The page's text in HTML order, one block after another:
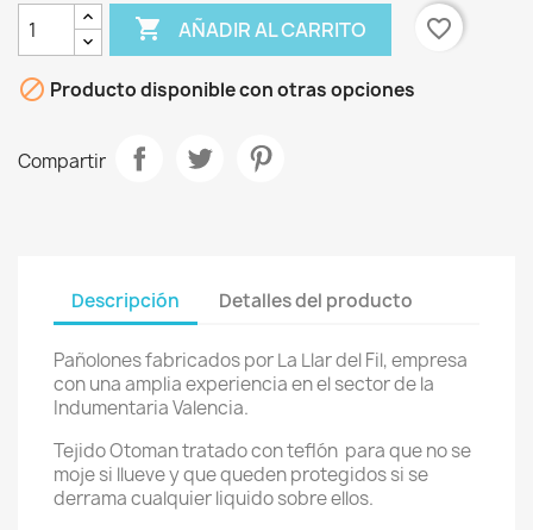
 AÑADIR AL CARRITO favorite_border
 Producto disponible con otras opciones
Compartir
Descripción Detalles del producto
Pañolones fabricados por La Llar del Fil, empresa
con una amplia experiencia en el sector de la
Indumentaria Valencia.
Tejido Otoman tratado con teflón para que no se
moje si llueve y que queden protegidos si se
derrama cualquier liquido sobre ellos.